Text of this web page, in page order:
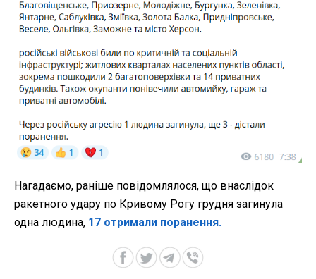
Нагадаємо, раніше повідомлялося, що внаслідок
ракетного удару по Кривому Рогу грудня загинула
одна людина, 17 отримали поранення.